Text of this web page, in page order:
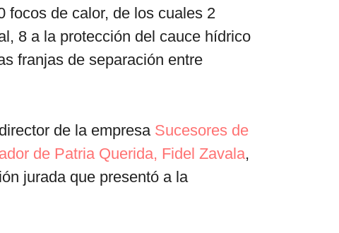
focos de calor, de los cuales 2
8 a la protección del cauce hídrico
franjas de separación entre
de la empresa Sucesores de
de Patria Querida, Fidel Zavala,
jurada que presentó a la